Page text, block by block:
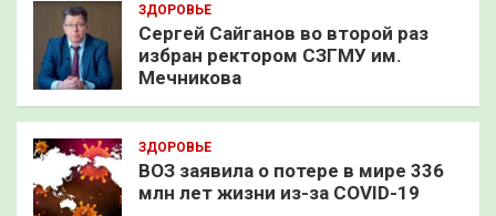
ЗДОРОВЬЕ
Сергей Сайганов во второй раз
избран ректором СЗГМУ им.
Мечникова
ЗДОРОВЬЕ
ВОЗ заявила о потере в мире 336
млн лет жизни из-за COVID-19